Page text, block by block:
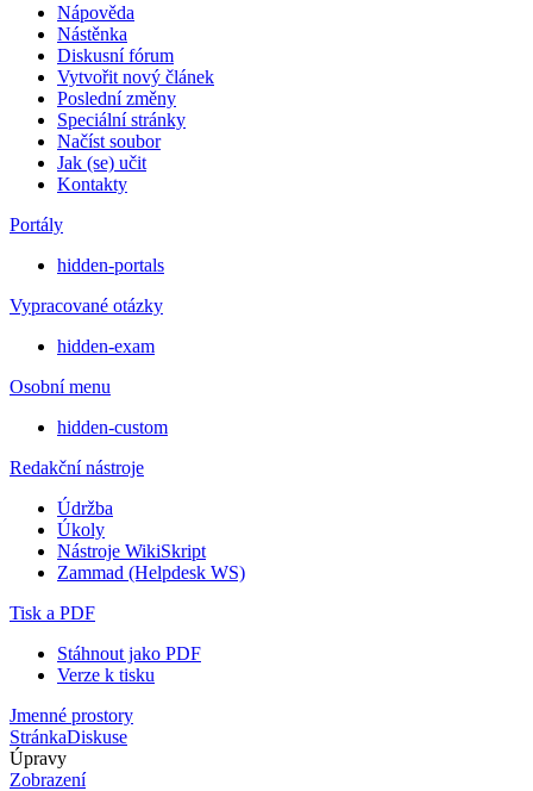
Nápověda
Nástěnka
Diskusní fórum
Vytvořit nový článek
Poslední změny
Speciální stránky
Načíst soubor
Jak (se) učit
Kontakty
Portály
hidden-portals
Vypracované otázky
hidden-exam
Osobní menu
hidden-custom
Redakční nástroje
Údržba
Úkoly
Nástroje WikiSkript
Zammad (Helpdesk WS)
Tisk a PDF
Stáhnout jako PDF
Verze k tisku
Jmenné prostory
StránkaDiskuse
Úpravy
Zobrazení